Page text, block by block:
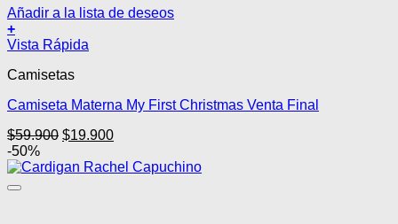
Añadir a la lista de deseos
+
Este
tiene
variantes.
opciones
se
pueden
elegir
Vista Rápida
Camisetas
Camiseta Materna My First Christmas Venta Final
$59.900 El
original
$19.900El
actual
-50%